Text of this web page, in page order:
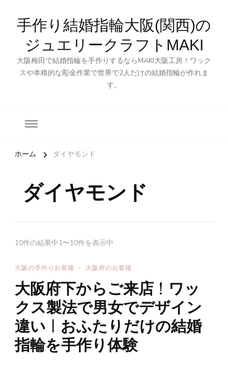
手作り結婚指輪大阪(関西)の
ジュエリークラフトMAKI
大阪梅田で結婚指輪を手作りするならMAKI大阪工房！ワック
スや本格的な彫金作業で世界で2人だけの結婚指輪が作れま
す。
ホーム ダイヤモンド
ダイヤモンド
10件の結果中1〜10件を表示中
大阪の手作りお客様 大阪府のお客様
大阪府下からご来店！ワッ
クス製法で男女でデザイン
違い｜おふたりだけの結婚
指輪を手作り体験